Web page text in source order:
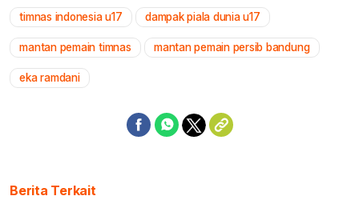
timnas indonesia u17 dampak piala dunia u17
mantan pemain timnas mantan pemain persib bandung
eka ramdani
Berita Terkait